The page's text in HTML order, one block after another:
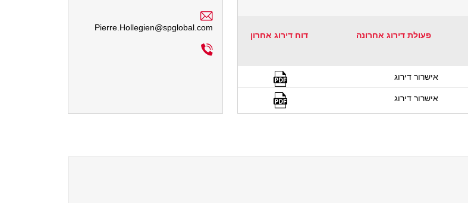
פעולת דירוג אחרונה דוח דירוג אחרון
אישרור דירוג
אישרור דירוג
Pierre.Hollegien@spglobal.com